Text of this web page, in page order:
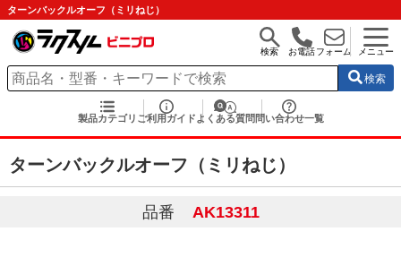
ターンバックルオーフ（ミリねじ）
検索 お電話フォーム メニュー
検索
製品カテゴリ ご利用ガイド よくある質問 問い合わせ一覧
ターンバックルオーフ（ミリねじ）
品番 AK13311